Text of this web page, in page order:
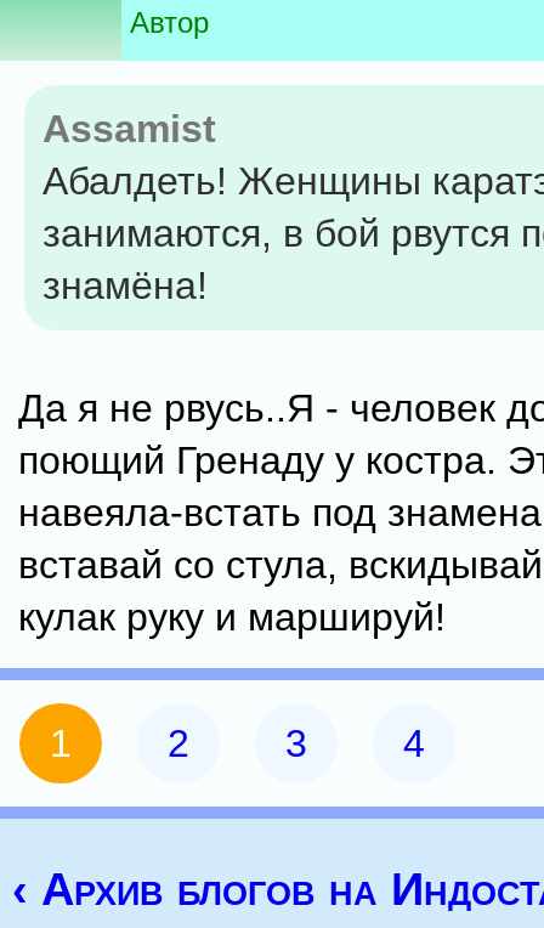
Автор
Assamist
Абалдеть! Женщины
занимаются, в бой рвутся
знамёна!
Да я не рвусь..Я - человек
поющий Гренаду у костра.
навеяла-встать под
вставай со стула,
кулак руку и маршируй!
1 2 3 4
‹ Архив блогов на